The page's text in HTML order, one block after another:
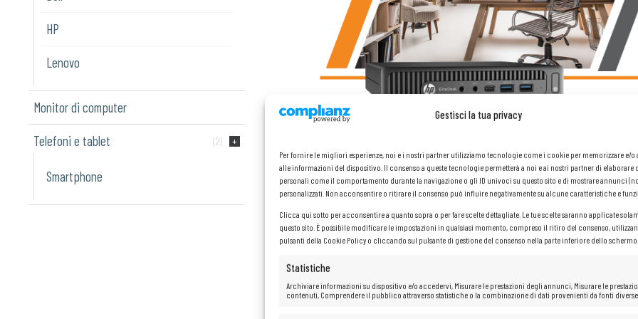
Gestisci la tua privacy
Per fornire le migliori esperienze, noi e i nostri partner utilizziamo tecnologie come i cookie per memorizzare e/o
alle informazioni del dispositivo. Il consenso a queste tecnologie permetterà a noi e ai nostri partner di elaborare
personali come il comportamento durante la navigazione o gli ID univoci su questo sito e di mostrare annunci
personalizzati. Non acconsentire o ritirare il consenso può influire negativamente su alcune caratteristiche e
Clicca qui sotto per acconsentire a quanto sopra o per fare scelte dettagliate. Le tue scelte saranno applicate
questo sito. È possibile modificare le impostazioni in qualsiasi momento, compreso il ritiro del consenso,
pulsanti della Cookie Policy o cliccando sul pulsante di gestione del consenso nella parte inferiore dello schermo.
Statistiche
Archiviare informazioni su dispositivo e/o accedervi, Misurare le prestazioni degli annunci, Misurare le
contenuti, Comprendere il pubblico attraverso statistiche o la combinazione di dati provenienti da fonti diverse.
HP
Lenovo
Monitor di computer
Telefoni e tablet (2)
Smartphone
Mini PC HP 800 G2 Tiny
;(Cache 6
Disco rigido: 2TB SSD